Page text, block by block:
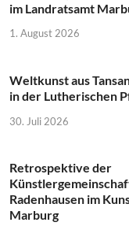
im Landratsamt
1. August 2026
Weltkunst aus
in der Lutherischen
30. Juli 2026
Retrospektive der
Radenhausen im
Marburg